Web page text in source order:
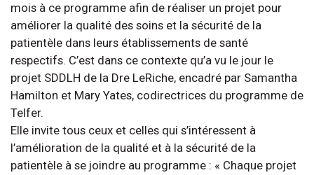
mois à ce programme afin de réaliser un projet pour
améliorer la qualité des soins et la sécurité de la
patientèle dans leurs établissements de santé
respectifs. C’est dans ce contexte qu’a vu le jour le
projet SDDLH de la Dre LeRiche, encadré par Samantha
Hamilton et Mary Yates, codirectrices du programme de
Telfer.
Elle invite tous ceux et celles qui s’intéressent à
l’amélioration de la qualité et à la sécurité de la
patientèle à se joindre au programme : « Chaque projet